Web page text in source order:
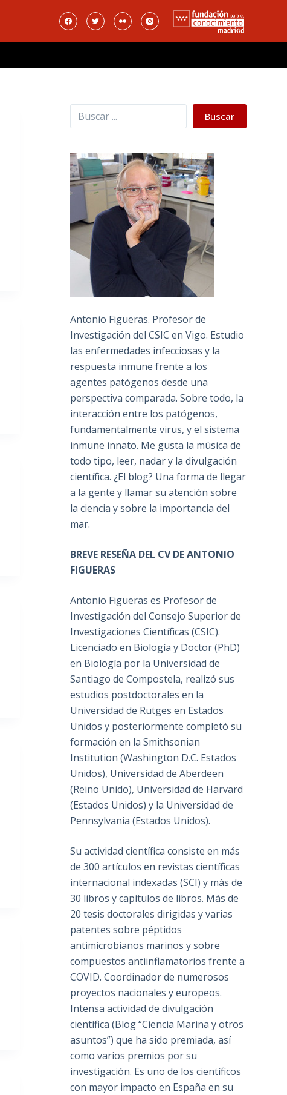
Buscar Buscar
Antonio Figueras. Profesor de
Investigación del CSIC en Vigo. Estudio
las enfermedades infecciosas y la
respuesta inmune frente a los
agentes patógenos desde una
perspectiva comparada. Sobre todo, la
interacción entre los patógenos,
fundamentalmente virus, y el sistema
inmune innato. Me gusta la música de
todo tipo, leer, nadar y la divulgación
científica. ¿El blog? Una forma de llegar
a la gente y llamar su atención sobre
la ciencia y sobre la importancia del
mar.
BREVE RESEÑA DEL CV DE ANTONIO
FIGUERAS
Antonio Figueras es Profesor de
Investigación del Consejo Superior de
Investigaciones Científicas (CSIC).
Licenciado en Biología y Doctor (PhD)
en Biología por la Universidad de
Santiago de Compostela, realizó sus
estudios postdoctorales en la
Universidad de Rutges en Estados
Unidos y posteriormente completó su
formación en la Smithsonian
Institution (Washington D.C. Estados
Unidos), Universidad de Aberdeen
(Reino Unido), Universidad de Harvard
(Estados Unidos) y la Universidad de
Pennsylvania (Estados Unidos).
Su actividad científica consiste en más
de 300 artículos en revistas científicas
internacional indexadas (SCI) y más de
30 libros y capítulos de libros. Más de
20 tesis doctorales dirigidas y varias
patentes sobre péptidos
antimicrobianos marinos y sobre
compuestos antiinflamatorios frente a
COVID. Coordinador de numerosos
proyectos nacionales y europeos.
Intensa actividad de divulgación
científica (Blog “Ciencia Marina y otros
asuntos”) que ha sido premiada, así
como varios premios por su
investigación. Es uno de los científicos
con mayor impacto en España en su